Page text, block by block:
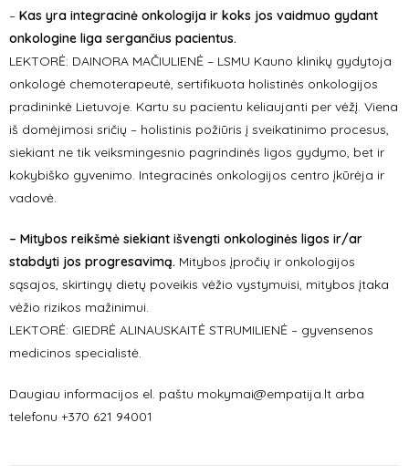
– Kas yra integracinė onkologija ir koks jos vaidmuo gydant
onkologine liga sergančius pacientus.
LEKTORĖ: DAINORA MAČIULIENĖ – LSMU Kauno klinikų gydytoja
onkologė chemoterapeutė, sertifikuota holistinės onkologijos
pradininkė Lietuvoje. Kartu su pacientu keliaujanti per vėžį. Viena
iš domėjimosi sričių – holistinis požiūris į sveikatinimo procesus,
siekiant ne tik veiksmingesnio pagrindinės ligos gydymo, bet ir
kokybiško gyvenimo. Integracinės onkologijos centro įkūrėja ir
vadovė.
– Mitybos reikšmė siekiant išvengti onkologinės ligos ir/ar
stabdyti jos progresavimą. Mitybos įpročių ir onkologijos
sąsajos, skirtingų dietų poveikis vėžio vystymuisi, mitybos įtaka
vėžio rizikos mažinimui.
LEKTORĖ: GIEDRĖ ALINAUSKAITĖ STRUMILIENĖ – gyvensenos
medicinos specialistė.
Daugiau informacijos el. paštu mokymai@empatija.lt arba
telefonu +370 621 94001